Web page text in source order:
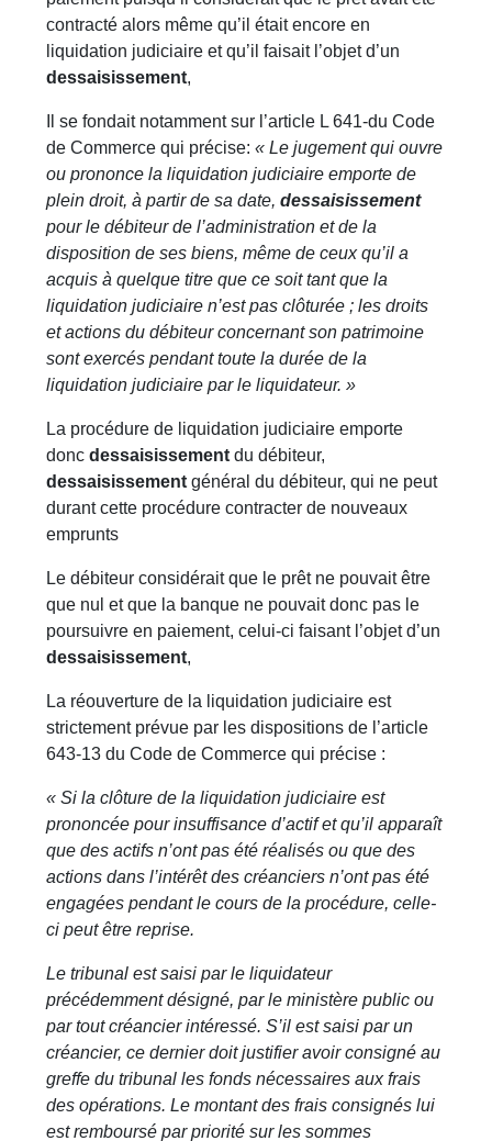
contracté alors même qu’il était encore en
liquidation judiciaire et qu’il faisait l’objet d’un
dessaisissement,
Il se fondait notamment sur l’article L 641-du Code
de Commerce qui précise: « Le jugement qui ouvre
ou prononce la liquidation judiciaire emporte de
plein droit, à partir de sa date,dessaisissement
pour le débiteur de l’administration et de la
disposition de ses biens, même de ceux qu’il a
acquis à quelque titre que ce soit tant que la
liquidation judiciaire n’est pas clôturée ; les droits
et actions du débiteur concernant son patrimoine
sont exercés pendant toute la durée de la
liquidation judiciaire par le liquidateur. »
La procédure de liquidation judiciaire emporte
doncdessaisissement du débiteur,
dessaisissement général du débiteur, qui ne peut
durant cette procédure contracter de nouveaux
emprunts
Le débiteur considérait que le prêt ne pouvait être
que nul et que la banque ne pouvait donc pas le
poursuivre en paiement, celui-ci faisant l’objet d’un
dessaisissement,
La réouverture de la liquidation judiciaire est
strictement prévue par les dispositions de l’article
643-13 du Code de Commerce qui précise :
« Si la clôture de la liquidation judiciaire est
prononcée pour insuffisance d’actif et qu’il apparaît
que des actifs n’ont pas été réalisés ou que des
actions dans l’intérêt des créanciers n’ont pas été
engagées pendant le cours de la procédure, celle-
ci peut être reprise.
Le tribunal est saisi par le liquidateur
précédemment désigné, par le ministère public ou
par tout créancier intéressé. S’il est saisi par un
créancier, ce dernier doit justifier avoir consigné au
greffe du tribunal les fonds nécessaires aux frais
des opérations. Le montant des frais consignés lui
est remboursé par priorité sur les sommes